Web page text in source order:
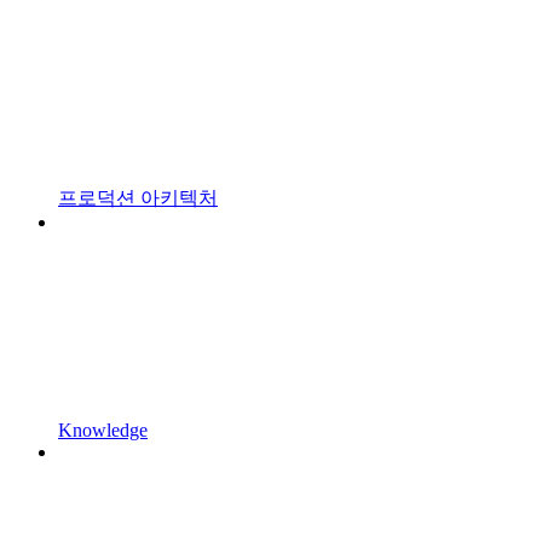
프로덕션 아키텍처
Knowledge